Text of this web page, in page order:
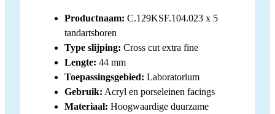
Productnaam: C.129KSF.104.023 x 5
tandartsboren
Type slijping: Cross cut extra fine
Lengte: 44 mm
Toepassingsgebied: Laboratorium
Gebruik: Acryl en porseleinen facings
Materiaal: Hoogwaardige duurzame